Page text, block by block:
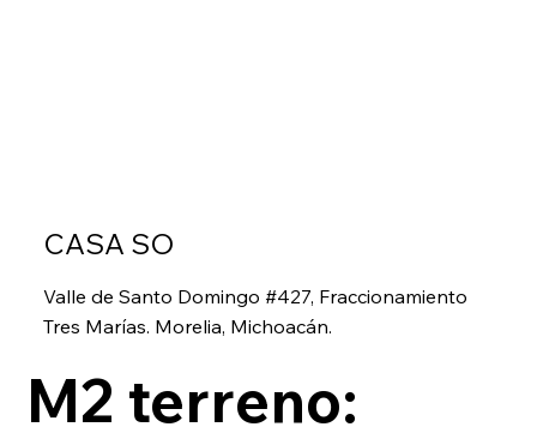
CASA SO
Valle de Santo Domingo #427, Fraccionamiento
Tres Marías. Morelia, Michoacán.
M2 terreno: